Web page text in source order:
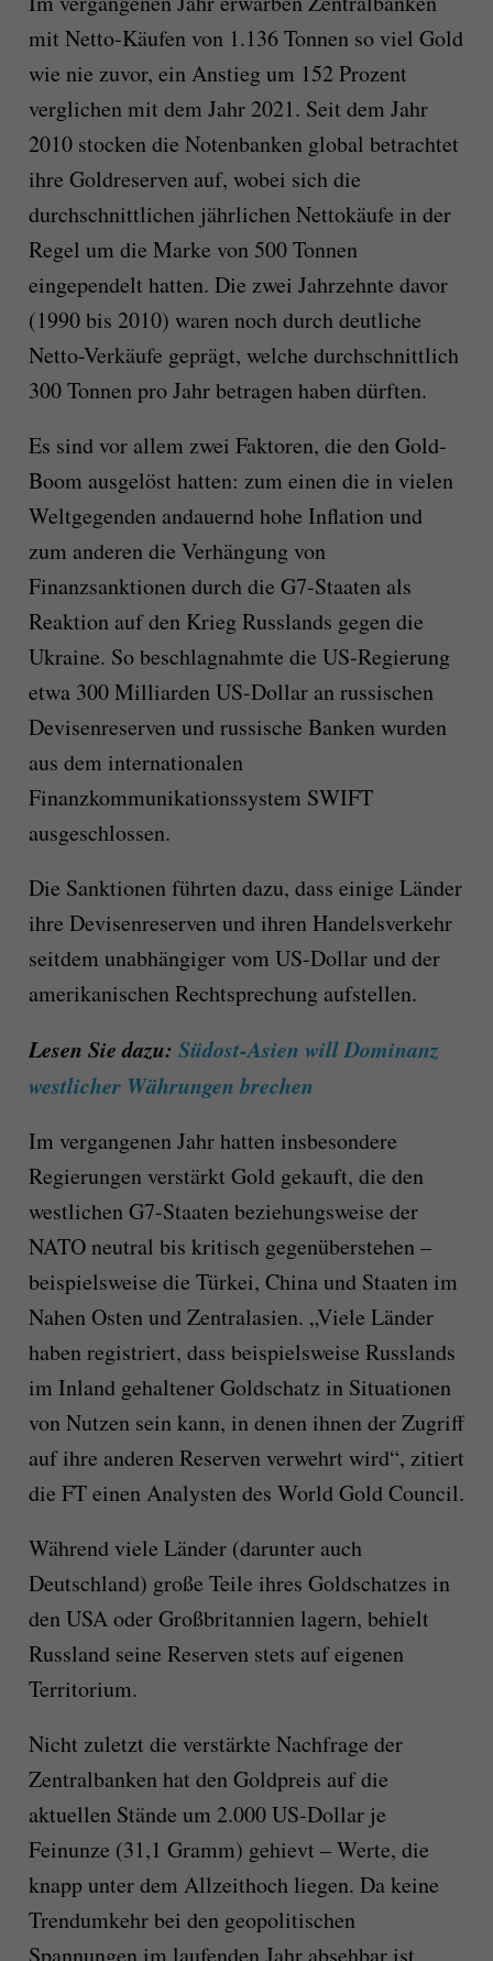
mit Netto-Käufen von 1.136 Tonnen so viel Gold
wie nie zuvor, ein Anstieg um 152 Prozent
verglichen mit dem Jahr 2021. Seit dem Jahr
2010 stocken die Notenbanken global betrachtet
ihre Goldreserven auf, wobei sich die
durchschnittlichen jährlichen Nettokäufe in der
Regel um die Marke von 500 Tonnen
eingependelt hatten. Die zwei Jahrzehnte davor
(1990 bis 2010) waren noch durch deutliche
Netto-Verkäufe geprägt, welche durchschnittlich
300 Tonnen pro Jahr betragen haben dürften.
Es sind vor allem zwei Faktoren, die den Gold-
Boom ausgelöst hatten: zum einen die in vielen
Weltgegenden andauernd hohe Inflation und
zum anderen die Verhängung von
Finanzsanktionen durch die G7-Staaten als
Reaktion auf den Krieg Russlands gegen die
Ukraine. So beschlagnahmte die US-Regierung
etwa 300 Milliarden US-Dollar an russischen
Devisenreserven und russische Banken wurden
aus dem internationalen
Finanzkommunikationssystem SWIFT
ausgeschlossen.
Die Sanktionen führten dazu, dass einige Länder
ihre Devisenreserven und ihren Handelsverkehr
seitdem unabhängiger vom US-Dollar und der
amerikanischen Rechtsprechung aufstellen.
Lesen Sie dazu: Südost-Asien will Dominanz
westlicher Währungen brechen
Im vergangenen Jahr hatten insbesondere
Regierungen verstärkt Gold gekauft, die den
westlichen G7-Staaten beziehungsweise der
NATO neutral bis kritisch gegenüberstehen –
beispielsweise die Türkei, China und Staaten im
Nahen Osten und Zentralasien. „Viele Länder
haben registriert, dass beispielsweise Russlands
im Inland gehaltener Goldschatz in Situationen
von Nutzen sein kann, in denen ihnen der Zugriff
auf ihre anderen Reserven verwehrt wird“, zitiert
die FT einen Analysten des World Gold Council.
Während viele Länder (darunter auch
Deutschland) große Teile ihres Goldschatzes in
den USA oder Großbritannien lagern, behielt
Russland seine Reserven stets auf eigenen
Territorium.
Nicht zuletzt die verstärkte Nachfrage der
Zentralbanken hat den Goldpreis auf die
aktuellen Stände um 2.000 US-Dollar je
Feinunze (31,1 Gramm) gehievt – Werte, die
knapp unter dem Allzeithoch liegen. Da keine
Trendumkehr bei den geopolitischen